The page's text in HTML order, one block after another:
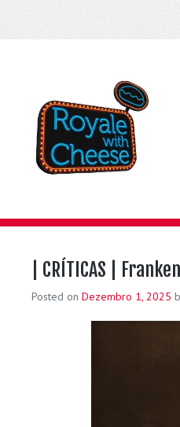
| CRÍTICAS |
Posted on Dezembro 1, 2025